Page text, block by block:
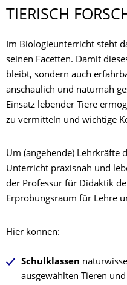
TIERISCH
Im Biologieunterricht steht
seinen Facetten. Damit
bleibt, sondern auch
anschaulich und naturnah
Einsatz lebender Tiere
zu vermitteln und wichtige
Um (angehende) Lehrkräfte
Unterricht praxisnah und
der Professur für Didaktik
Erprobungsraum für Lehre
Hier können:
Schulklassen
ausgewählten Tieren